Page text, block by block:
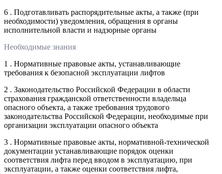
6 . Подготавливать распорядительные акты, а также (при
необходимости) уведомления, обращения в органы
исполнительной власти и надзорные органы
Необходимые знания
1 . Нормативные правовые акты, устанавливающие
требования к безопасной эксплуатации лифтов
2 . Законодательство Российской Федерации в области
страхования гражданской ответственности владельца
опасного объекта, а также требования трудового
законодательства Российской Федерации, необходимые при
организации эксплуатации опасного объекта
3 . Нормативные правовые акты, нормативной-технической
документации устанавливающие порядок оценки
соответствия лифта перед вводом в эксплуатацию, при
эксплуатации, а также оценки соответствия лифта,